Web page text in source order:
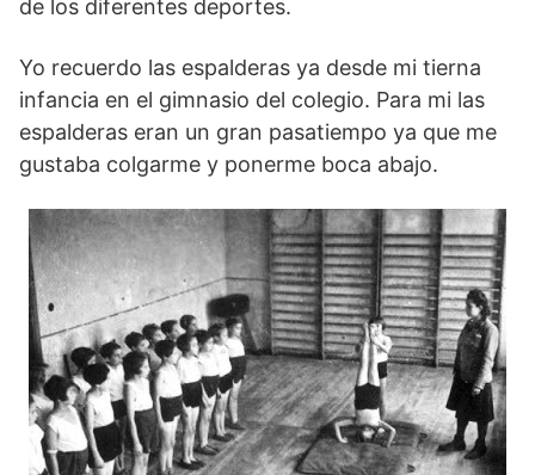
de los diferentes deportes.
Yo recuerdo las espalderas ya desde mi tierna
infancia en el gimnasio del colegio. Para mi las
espalderas eran un gran pasatiempo ya que me
gustaba colgarme y ponerme boca abajo.